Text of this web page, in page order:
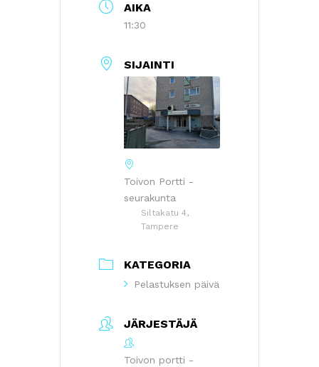
AIKA
11:30
SIJAINTI
Toivon Portti -
seurakunta
Siltakatu 4,
Tampere
KATEGORIA
Pelastuksen päivä
JÄRJESTÄJÄ
Toivon portti -